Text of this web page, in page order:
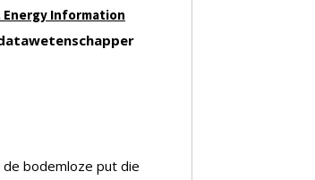
Energy Information
bodemloze put die